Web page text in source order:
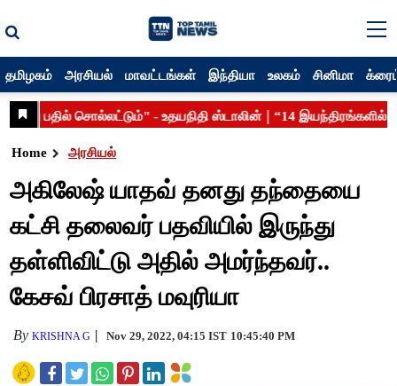
தமிழகம் அரசியல் மாவட்டங்கள் இந்தியா உலகம் சினிமா
Home அரசியல்
அகிலேஷ் யாதவ் தனது தந்தையை
கட்சி தலைவர் பதவியில் இருந்து
தள்ளிவிட்டு அதில் அமர்ந்தவர்..
கேசவ் பிரசாத் மவுரியா
ByKRISHNA G Nov 29, 2022, 04:15 IST 10:45:40 PM